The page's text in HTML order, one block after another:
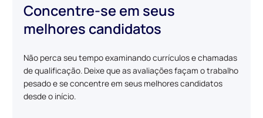
Concentre-se em seus
melhores candidatos
Não perca seu tempo examinando currículos e chamadas
de qualificação. Deixe que as avaliações façam o trabalho
pesado e se concentre em seus melhores candidatos
desde o início.